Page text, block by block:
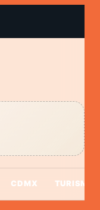
CDMX TURISMO